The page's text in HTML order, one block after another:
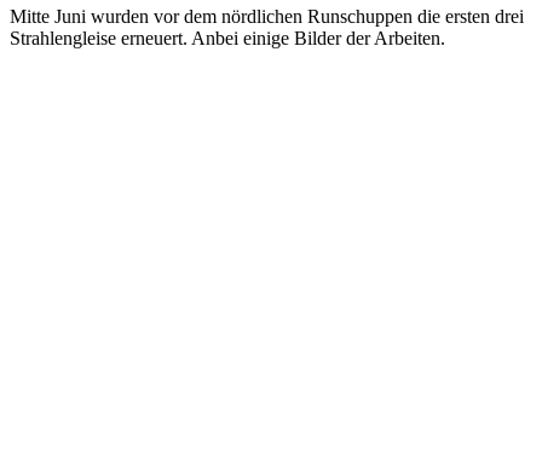
Mitte Juni wurden vor dem nördlichen Runschuppen die ersten drei
Strahlengleise erneuert. Anbei einige Bilder der Arbeiten.